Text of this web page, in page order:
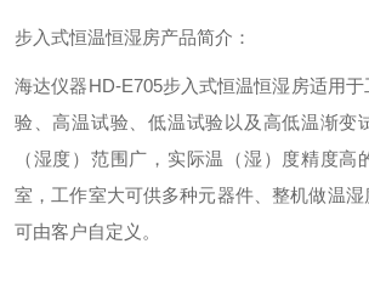
步入式恒温恒湿房产品简介：
海达仪器HD-E705步入式恒温恒湿房适用于
验、高温试验、低温试验以及高低温渐变
（湿度）范围广，实际温（湿）度精度高
室，工作室大可供多种元器件、整机做温
可由客户自定义。